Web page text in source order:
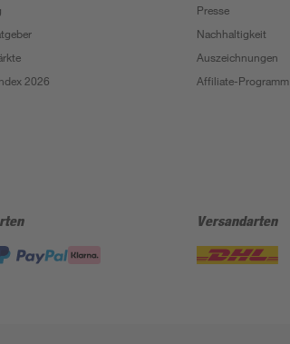
2026
Presse
Nachhaltigkeit
Auszeichnungen
Affiliate-Programm
Versandarten